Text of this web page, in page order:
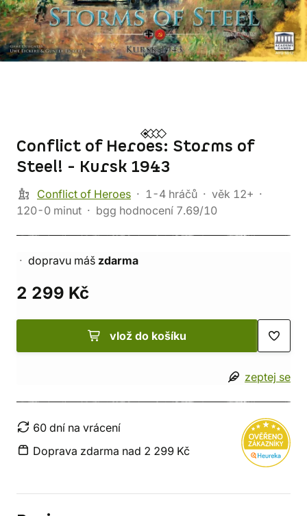
Conflict of Heroes: Storms of
Steel! - Kursk 1943
Conflict of Heroes 1-4 hráčů
věk 12+
120-0 minut
bgg hodnocení 7.69/10
dopravu máš zdarma
2 299 Kč
vlož do košíku
zeptej se
60 dní na vrácení
Doprava zdarma nad 2 299 Kč